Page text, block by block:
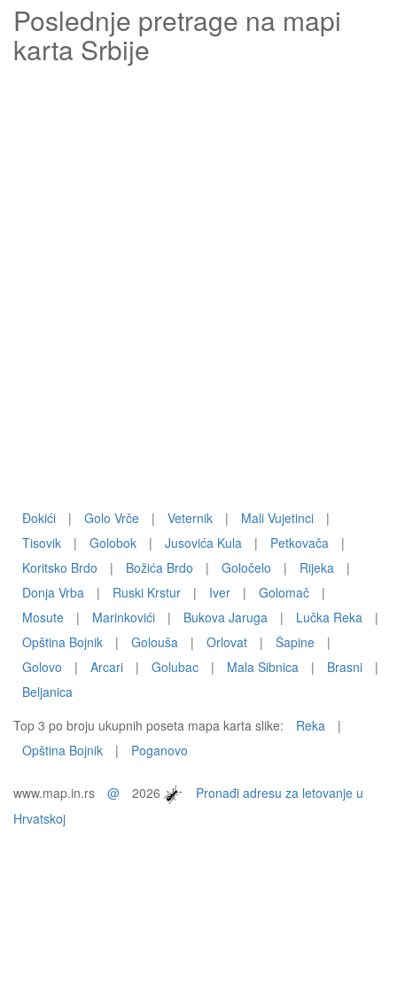
Poslednje pretrage na mapi
karta Srbije
Ðokići | Golo Vrče | Veternik | Mali Vujetinci
|
Tisovik
| Golobok | Jusovića Kula | Petkovača
|
Koritsko Brdo
| Božića Brdo | Goločelo | Rijeka
|
Donja Vrba
| Ruski Krstur | Iver | Golomač
|
Mosute
| Marinkovići | Bukova Jaruga | Lučka Reka
|
Opština Bojnik
| Golouša | Orlovat | Šapine
|
Golovo
| Arcari | Golubac | Mala Sibnica | Brasni
|
Beljanica
Top 3 po broju ukupnih poseta mapa karta slike:
Reka
|
Opština Bojnik
| Poganovo
www.map.in.rs @ 2026
Pronađi adresu za letovanje u
Hrvatskoj